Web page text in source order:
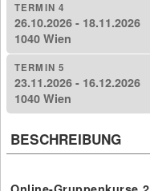
TERMIN 4
26.10.2026 - 18.11.2026
1040 Wien
TERMIN 5
23.11.2026 - 16.12.2026
1040 Wien
BESCHREIBUNG